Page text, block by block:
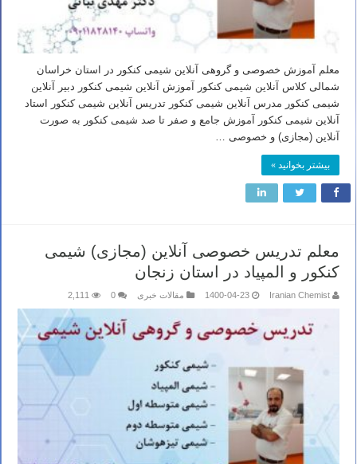
معلم آموزش خصوصی و گروهی آنلاین شیمی کنکور در استان خراسان
شمالی کلاس آنلاین شیمی کنکور آموزش آنلاین شیمی کنکور دبیر آنلاین
شیمی کنکور مدرس آنلاین شیمی کنکور تدریس آنلاین شیمی کنکور استاد
آنلاین شیمی کنکور آموزش جامع و صفر تا صد شیمی کنکور به صورت
آنلاین (مجازی) و خصوصی …
بیشتر بخوانید »
معلم تدریس خصوصی آنلاین (مجازی) شیمی
کنکور و المپیاد در استان زنجان
Iranian Chemist
1400-04-23 مقالات خبری 0
2,111